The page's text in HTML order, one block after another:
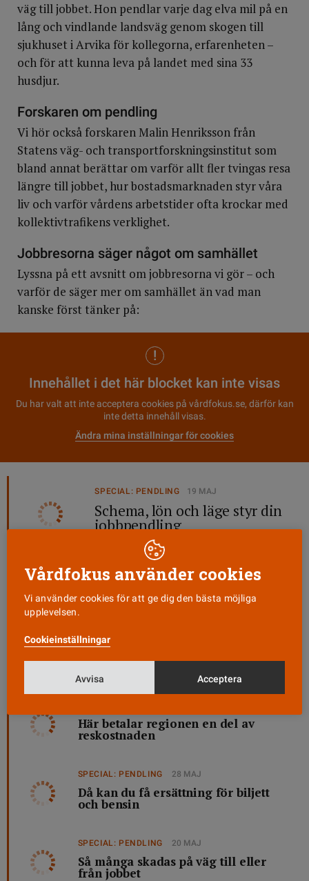
väg till jobbet. Hon pendlar varje dag elva mil på en
lång och vindlande landsväg genom skogen till
sjukhuset i Arvika för kollegorna, erfarenheten –
och för att kunna leva på landet med sina 33
husdjur.
Forskaren om pendling
Vi hör också forskaren Malin Henriksson från
Statens väg- och transportforskningsinstitut som
bland annat berättar om varför allt fler tvingas resa
längre till jobbet, hur bostadsmarknaden styr våra
liv och varför vårdens arbetstider ofta krockar med
kollektivtrafikens verklighet.
Jobbresorna säger något om samhället
Lyssna på ett avsnitt om jobbresorna vi gör – och
varför de säger mer om samhället än vad man
kanske först tänker på:
Innehållet i det här blocket kan inte visas
Du har valt att inte acceptera cookies på vårdfokus.se, därför kan
inte detta innehåll visas.
Ändra mina inställningar för cookies
SPECIAL: PENDLING 19 MAJ
Schema, lön och läge styr din
jobbpendling
SPECIAL: PENDLING 22 MAJ
Therese pendlar elva mil om dagen
VÅRDFOKUSPODDEN
den ditt liv
Här betalar regionen en del av
reskostnaden
SPECIAL: PENDLING 28 MAJ
Då kan du få ersättning för biljett
och bensin
SPECIAL: PENDLING 20 MAJ
Så många skadas på väg till eller
från jobbet
Vårdfokus använder cookies
Vi använder cookies för att ge dig den bästa möjliga
upplevelsen.
Cookieinställningar
Avvisa Acceptera